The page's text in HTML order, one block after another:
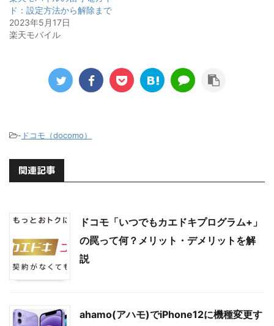
ド：設定方法から解除まで
2023年5月17日
楽天モバイル
- ドコモ（docomo）
関連記事
ドコモ「いつでもカエドキプログラム+」
の罠って何？メリット・デメリットを解
説
ahamo(アハモ)でiPhone12に機種変更す